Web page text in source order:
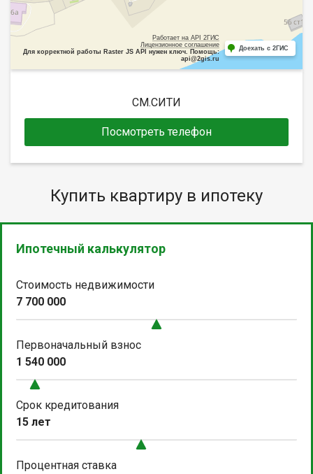
Работает на API 2ГИС
Лицензионное соглашение
Для корректной работы Raster JS API нужен ключ. Помощь:
api@2gis.ru
Доехать с 2ГИС
СМ.СИТИ
Посмотреть телефон
Купить квартиру в ипотеку
Ипотечный калькулятор
Стоимость недвижимости
7 700 000
Первоначальный взнос
1 540 000
Срок кредитования
15 лет
Процентная ставка